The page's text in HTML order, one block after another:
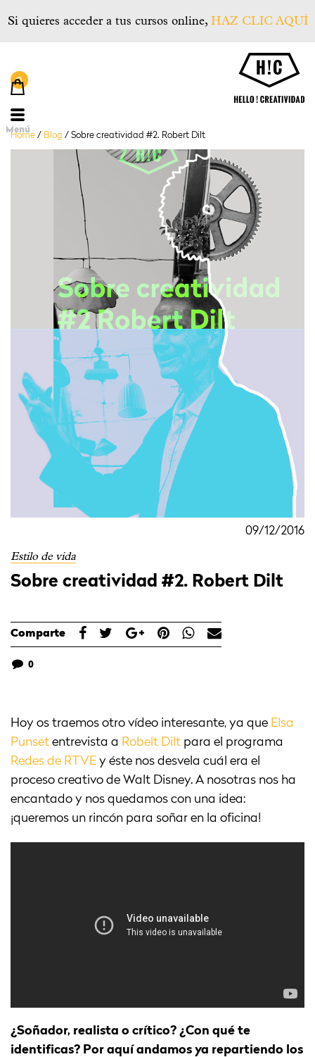
Si quieres acceder a tus cursos online, HAZ CLIC AQUÍ
Menú
Home / Blog / Sobre creatividad #2. Robert Dilt
09/12/2016
Estilo de vida
Sobre creatividad #2. Robert Dilt
Comparte
0
Hoy os traemos otro vídeo interesante, ya que Elsa
Punset entrevista a Robelt Dilt para el programa
Redes de RTVE y éste nos desvela cuál era el
proceso creativo de Walt Disney. A nosotras nos ha
encantado y nos quedamos con una idea:
¡queremos un rincón para soñar en la oficina!
¿Soñador, realista o crítico? ¿Con qué te
identificas? Por aquí andamos ya repartiendo los